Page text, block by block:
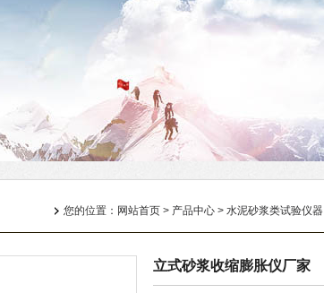
您的位置： 网站首页 > 产品中心 > 水泥砂浆类试验仪器
立式砂浆收缩膨胀仪厂家